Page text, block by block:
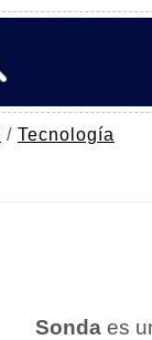
/ Tecnología
Sonda es